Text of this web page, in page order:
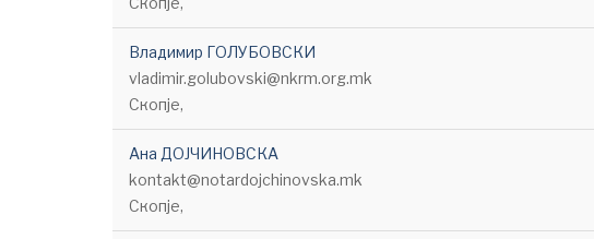
Владимир ГОЛУБОВСКИ
vladimir.golubovski@nkrm.org.mk
Скопје,
Ана ДОЈЧИНОВСКА
kontakt@notardojchinovska.mk
Скопје,